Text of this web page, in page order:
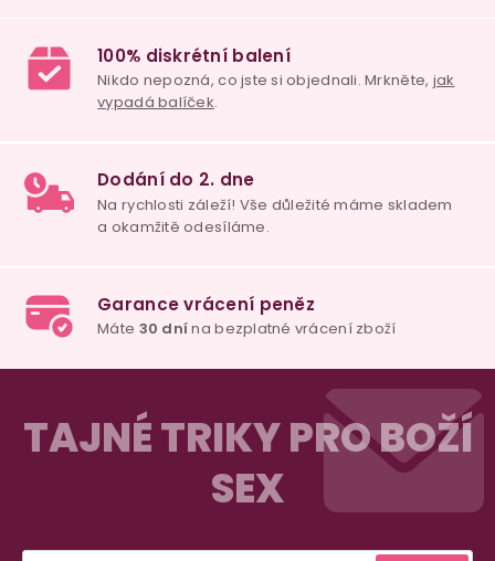
98% spokojenost
100% diskrétní balení
Dodání do 2. dne
Na rychlosti záleží! Vše důležité máme
a okamžitě odesíláme.
Garance vrácení peněz
TAJNÉ TRIKY PRO BOŽÍ
SEX